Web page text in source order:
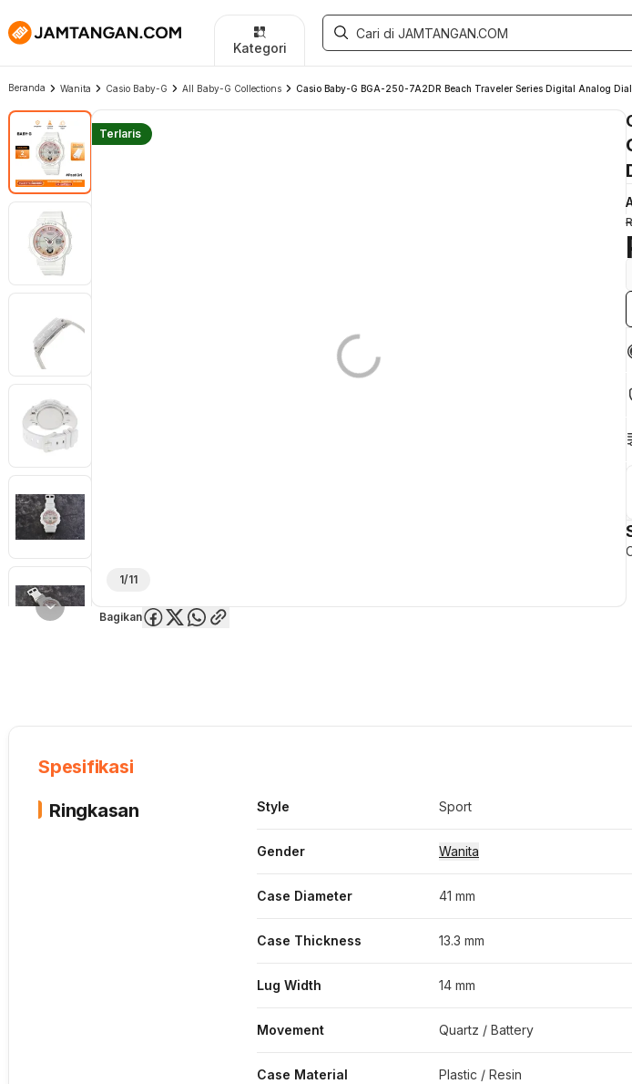
Kategori
Beranda Wanita Casio Baby-G All Baby-G Collections Casio Baby-G BGA-250-7A2DR Beach Traveler Series Digital Analog Dial
Terlaris
1/11
Bagikan
Spesifikasi
Ringkasan
Style Sport
Gender Wanita
Case Diameter 41 mm
Case Thickness 13.3 mm
Lug Width 14 mm
Movement Quartz / Battery
Case Material Plastic / Resin